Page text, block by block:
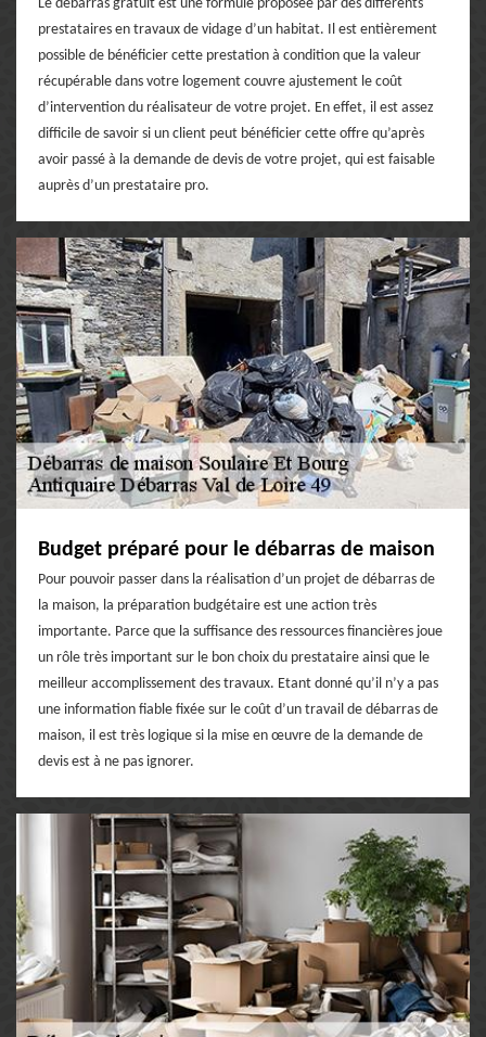
Le débarras gratuit est une formule proposée par des différents
prestataires en travaux de vidage d’un habitat. Il est entièrement
possible de bénéficier cette prestation à condition que la valeur
récupérable dans votre logement couvre ajustement le coût
d’intervention du réalisateur de votre projet. En effet, il est assez
difficile de savoir si un client peut bénéficier cette offre qu’après
avoir passé à la demande de devis de votre projet, qui est faisable
auprès d’un prestataire pro.
Budget préparé pour le débarras de maison
Pour pouvoir passer dans la réalisation d’un projet de débarras de
la maison, la préparation budgétaire est une action très
importante. Parce que la suffisance des ressources financières joue
un rôle très important sur le bon choix du prestataire ainsi que le
meilleur accomplissement des travaux. Etant donné qu’il n’y a pas
une information fiable fixée sur le coût d’un travail de débarras de
maison, il est très logique si la mise en œuvre de la demande de
devis est à ne pas ignorer.